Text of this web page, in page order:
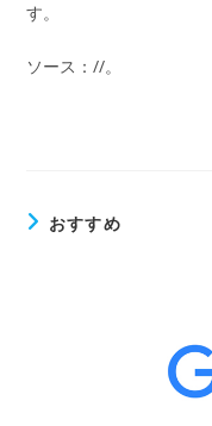
す。
ソース：//。
おすすめ